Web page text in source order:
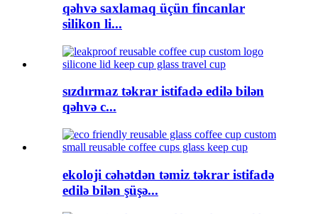
qəhvə saxlamaq üçün fincanlar
silikon li...
sızdırmaz təkrar istifadə edilə bilən
qəhvə c...
ekoloji cəhətdən təmiz təkrar istifadə
edilə bilən şüşə...